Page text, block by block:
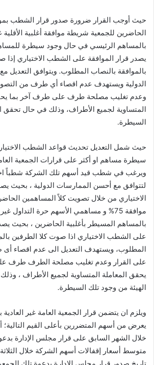
الحاضرين للجمعية شريطة موافقة أغلبية الأقلية
بالمساهم الرئيسي في حال وجود سيطرة
يصدر قرار الموافقة على الشطب الاختياري إذا
بالموافقة بالنصاب المطلوب. ويتوافق التعديل
الدولية ويستهدف عدم اقصاء أي طرف من
وعدم تغليب مصلحة طرف على طرف آخر بما
المتساوية لجميع الأطراف، وذلك في حال تحقق
السيطرة.
حيث شمل التعديل تحديث قواعد الشطب
سيطرة مساهم او أكثر على قرارات الجمعية
ويرغب في شطب قيد أسهم تلك الشركة شطباً
لتتوافق مع أحسن الممارسات الدولية ، بحيث
الاختياري من خلال تصويت كلاً المساهمين
موافقة 75% و مساهمي الأسهم حرة التداول
بالمساهم المسيطر بأغلبية الحاضرين ، بحيث
على الشطب الاختياري اذا صوت كلا الطرفين
المطلوب، ويستهدف التعديل الى عدم اقصاء
على القرار وعدم تغليب مصلحة الطرف طرف
يحقق المعاملة المتساوية لجميع الأطراف ،
الهيئة من وجود تلك السيطرة.
ويلزم ان يتضمن قرار الجمعية العامة غير
يعرض من أسهم المتضررين بأعلى القيم
خلال الشهر السابق على قرار مجلس الإدارة
متوسط أسعار إقفالات أسهم الشركة خلال